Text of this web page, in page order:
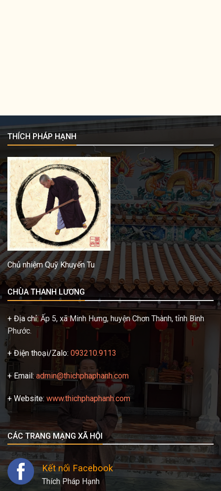
THÍCH PHÁP HẠNH
Chủ nhiệm Quỹ Khuyến Tu
CHÙA THANH LƯƠNG
+ Địa chỉ:Ấp 5, xã Minh Hưng, huyện Chơn Thành, tỉnh Bình
Phước.
+ Điện thoại/Zalo: 093210.9113
+ Email:admin@thichphaphanh.com
+ Website: www.thichphaphanh.com
CÁC TRANG MẠNG XÃ HỘI
Kết nối Facebook
Thích Pháp Hạnh